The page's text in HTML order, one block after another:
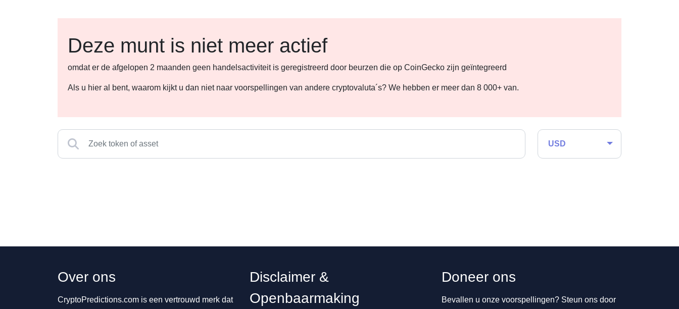
Deze munt is niet meer actief
omdat er de afgelopen 2 maanden geen handelsactiviteit is geregistreerd door beurzen die op CoinGecko zijn geïntegreerd
Als u hier al bent, waarom kijkt u dan niet naar voorspellingen van andere cryptovaluta´s? We hebben er meer dan 8 000+ van.
USD
Over ons
CryptoPredictions.com is een vertrouwd merk dat
Disclaimer &
Openbaarmaking
Doneer ons
Bevallen u onze voorspellingen? Steun ons door